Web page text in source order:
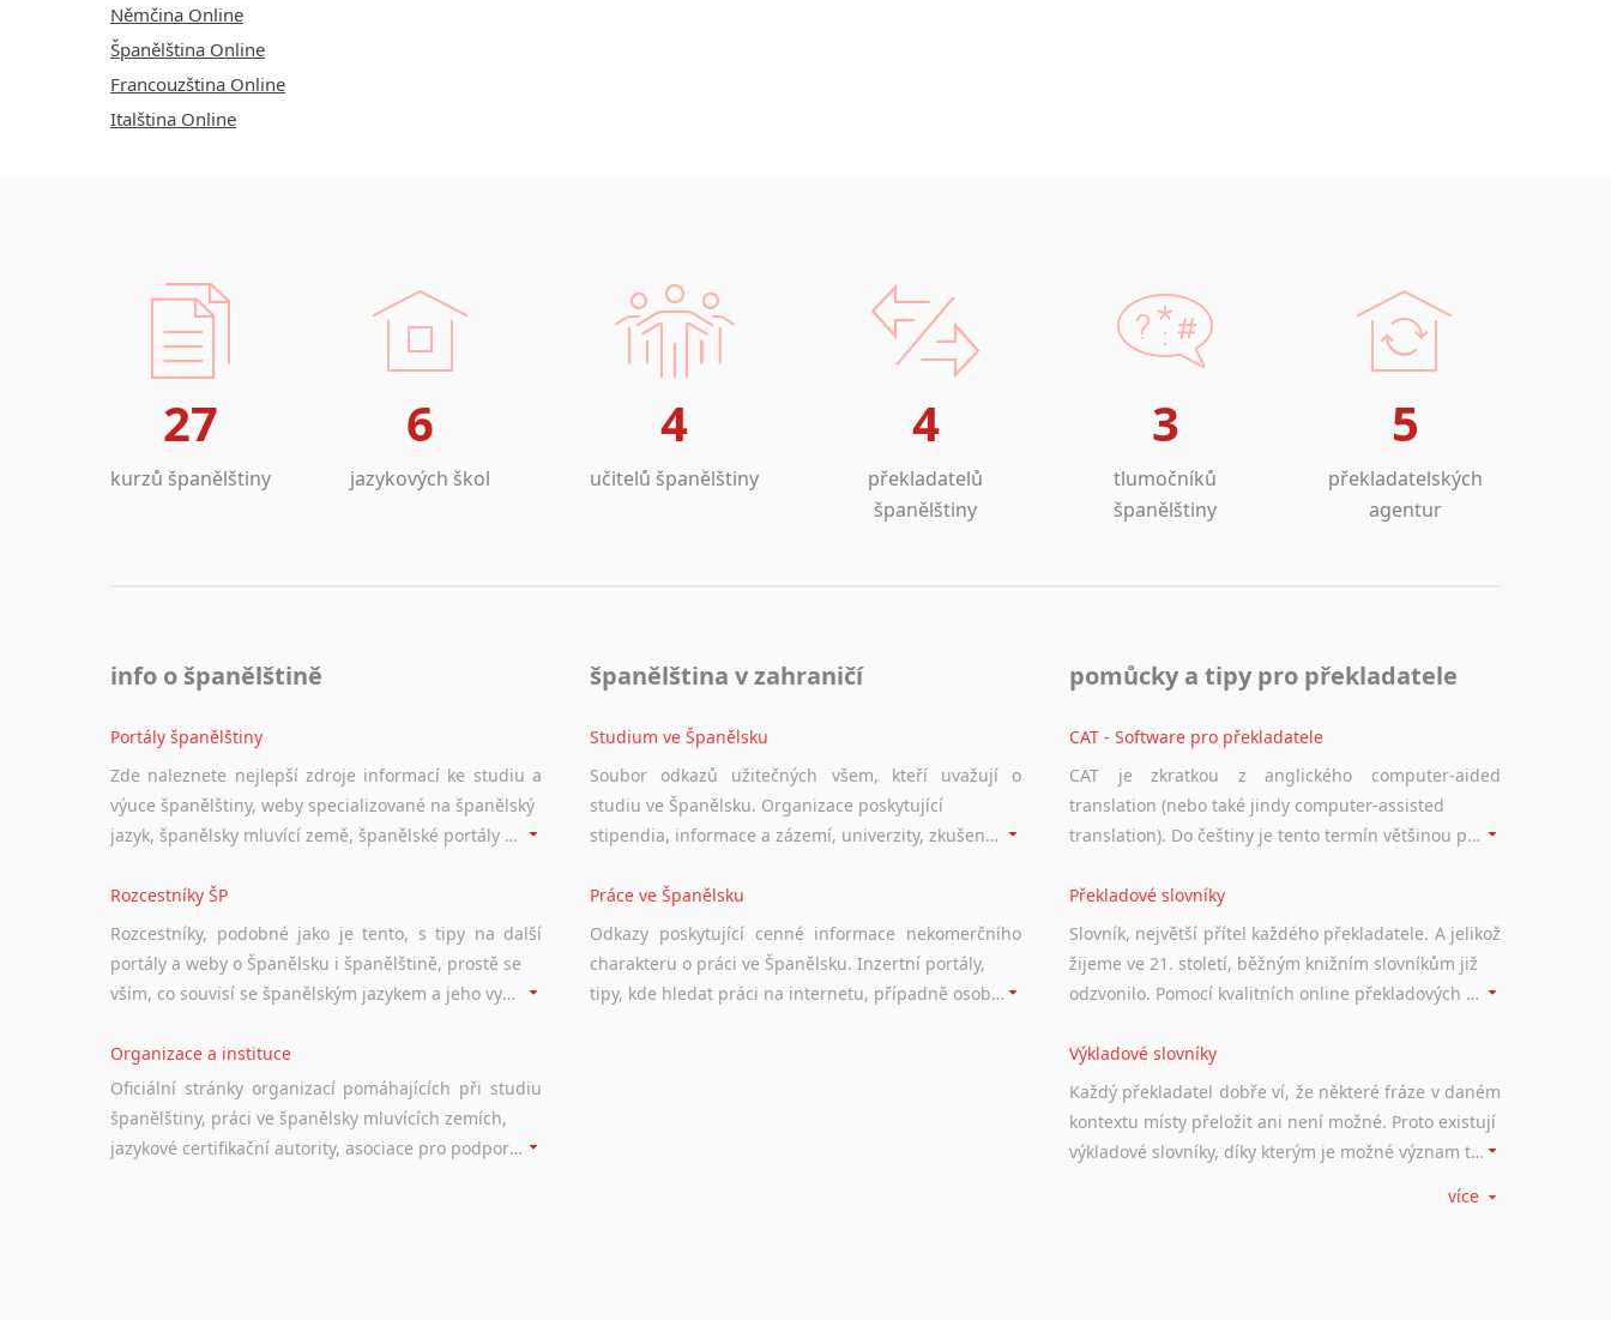
Němčina Online
Španělština Online
Francouzština Online
Italština Online
27
kurzů španělštiny
6
jazykových škol
4
učitelů španělštiny
4
překladatelů
španělštiny
3
tlumočníků
španělštiny
5
překladatelských
agentur
info o španělštině
Portály španělštiny
Zde naleznete nejlepší zdroje informací ke studiu a
výuce španělštiny, weby specializované na španělský
jazyk, španělsky mluvící země, španělské portály apod. Rubrika obsahuje zejména komplexní a maximálně kvalitní stránky využitelné ke studiu španělštiny.
Rozcestníky ŠP
Rozcestníky, podobné jako je tento, s tipy na další
portály a weby o Španělsku i španělštině, prostě se
vším, co souvisí se španělským jazykem a jeho využitím.
Organizace a instituce
Oficiální stránky organizací pomáhajících při studiu
španělštiny, práci ve španělsky mluvících zemích,
jazykové certifikační autority, asociace pro podporu jazykového vzdělávání ad.
španělština v zahraničí
Studium ve Španělsku
Soubor odkazů užitečných všem, kteří uvažují o
studiu ve Španělsku. Organizace poskytující
stipendia, informace a zázemí, univerzity, zkušenosti studentů.
Práce ve Španělsku
Odkazy poskytující cenné informace nekomerčního
charakteru o práci ve Španělsku. Inzertní portály,
tipy, kde hledat práci na internetu, případně osobní zkušenosti a doporučení ostatních.
pomůcky a tipy pro překladatele
CAT - Software pro překladatele
CAT je zkratkou z anglického computer-aided
translation (nebo také jindy computer-assisted
translation). Do češtiny je tento termín většinou překládán jako počítačem podporovaný překlad či překlad podporovaný počítačem. Nástroje CAT ukládají překládané fráze a při dalším překladu vám je automaticky nabízejí, takže se již nemusíte zdržovat s jejich dalším překládáním.
Překladové slovníky
Slovník, největší přítel každého překladatele. A jelikož
žijeme ve 21. století, běžným knižním slovníkům již
odzvonilo. Pomocí kvalitních online překladových slovníků již nemusíte únavně listovat alfabetickým schématem uspořádání, stačí napsat vstupní frázi a dřív, než řeknete švec, vyskočí vám hledaný výraz.
Výkladové slovníky
Každý překladatel dobře ví, že některé fráze v daném
kontextu místy přeložit ani není možné. Proto existují
výkladové slovníky, díky kterým je možné význam takovýchto frází rozklíčovat.
více